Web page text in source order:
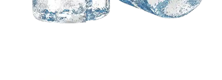
귀하의 아이디어를 기반